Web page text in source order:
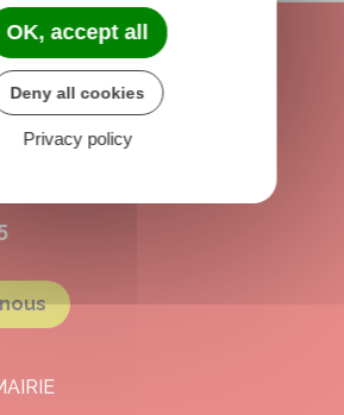
OK, accept all
Deny all cookies
Privacy policy